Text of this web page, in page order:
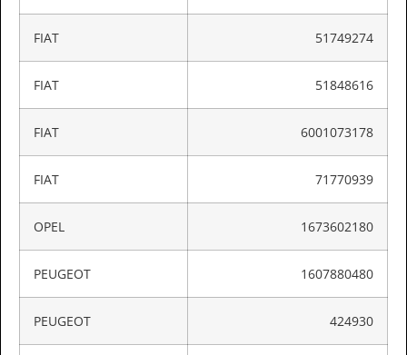
FIAT 51749274
FIAT 51848616
FIAT 6001073178
FIAT 71770939
OPEL 1673602180
PEUGEOT 1607880480
PEUGEOT 424930